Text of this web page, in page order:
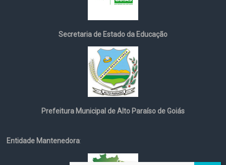
Secretaria de Estado da Educação
Prefeitura Municipal de Alto Paraíso de Goiás
Entidade Mantenedora: